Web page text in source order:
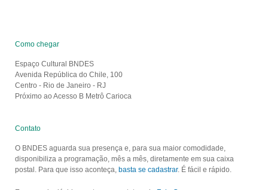
Como chegar
Espaço Cultural BNDES
Avenida República do Chile, 100
Centro - Rio de Janeiro - RJ
Próximo ao Acesso B Metrô Carioca
Contato
O BNDES aguarda sua presença e, para sua maior comodidade,
disponibiliza a programação, mês a mês, diretamente em sua caixa
postal. Para que isso aconteça, basta se cadastrar. É fácil e rápido.